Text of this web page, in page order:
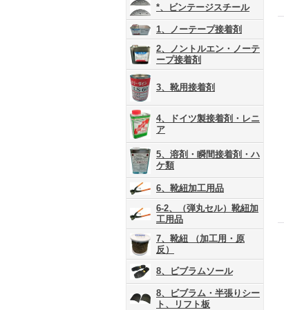
*、ビンテージスチール
1、ノーテープ接着剤
2、ノントルエン・ノーテ
ープ接着剤
3、靴用接着剤
4、ドイツ製接着剤・レニ
ア
5、溶剤・瞬間接着剤・ハ
ケ類
6、靴紐加工用品
6-2、（弾丸セル）靴紐加
工用品
7、靴紐 （加工用・原
反）
8、ビブラムソール
8、ビブラム・半張りシー
ト、リフト板